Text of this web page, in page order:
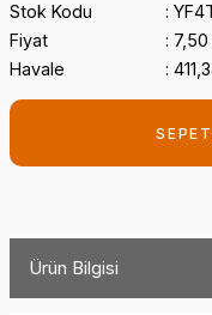
Stok Kodu
Fiyat
7,50
Havale
Ürün Bilgisi